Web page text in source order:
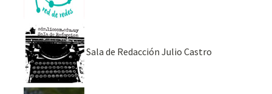
Sala de Redacción Julio Castro